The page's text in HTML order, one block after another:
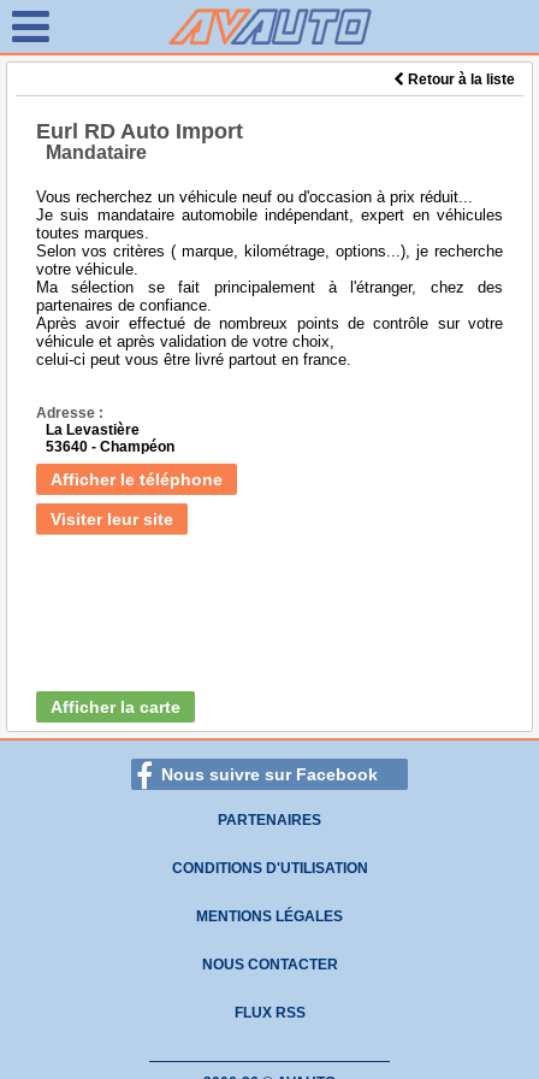
Retour à la liste
Eurl RD Auto Import
Mandataire
Vous recherchez un véhicule neuf ou d'occasion à prix réduit...
Je suis mandataire automobile indépendant, expert en véhicules
toutes marques.
Selon vos critères ( marque, kilométrage, options...), je recherche
votre véhicule.
Ma sélection se fait principalement à l'étranger, chez des
partenaires de confiance.
Après avoir effectué de nombreux points de contrôle sur votre
véhicule et après validation de votre choix,
celui-ci peut vous être livré partout en france.
Adresse :
La Levastière
53640 - Champéon
Afficher le téléphone
Visiter leur site
Afficher la carte
Nous suivre sur Facebook
PARTENAIRES
CONDITIONS D'UTILISATION
MENTIONS LÉGALES
NOUS CONTACTER
FLUX RSS